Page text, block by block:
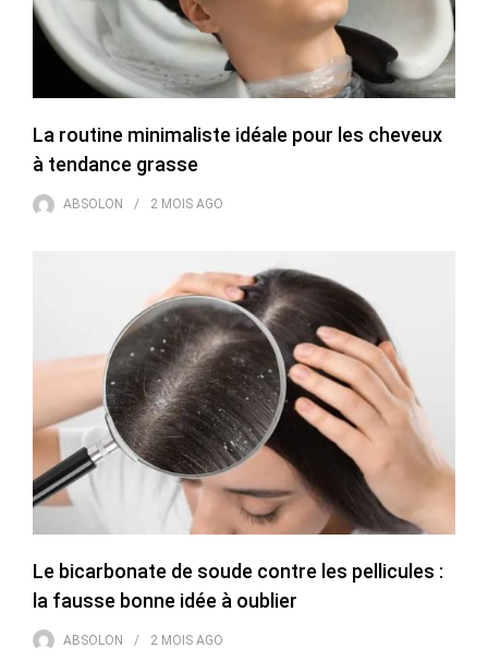
La routine minimaliste idéale pour les cheveux
à tendance grasse
ABSOLON 2 MOIS AGO
Le bicarbonate de soude contre les pellicules :
la fausse bonne idée à oublier
ABSOLON 2 MOIS AGO